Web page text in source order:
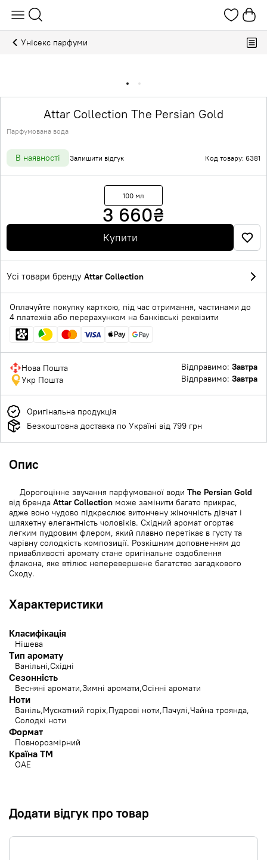
Унісекс парфуми
Attar Collection The Persian Gold
Парфумована вода
В наявності Залишити відгук Код товару: 6381
100 мл
3 660₴
Купити
Усі товари бренду Attar Collection
Оплачуйте покупку карткою, під час отримання, частинами до
4 платежів або перерахунком на банківські реквізити
Нова Пошта Відправимо: Завтра
Укр Пошта
Відправимо: Завтра
Оригінальна продукція
Безкоштовна доставка по Україні від 799 грн
Опис
Дорогоцінне звучання парфумованої води The Persian Gold
від бренда Attar Collection може замінити багато прикрас,
адже воно чудово підкреслює витончену жіночність дівчат і
шляхетну елегантність чоловіків. Східний аромат огортає
легким пудровим флером, який плавно перетікає в густу та
чарівну солодкість композиції. Розкішним доповненням до
привабливості аромату стане оригінальне оздоблення
флакона, яке втілює неперевершене багатство загадкового
Сходу.
Характеристики
Класифікація
Нішева
Тип аромату
Ванільні Східні
Сезонність
Весняні аромати Зимні аромати Осінні аромати
Ноти
Ваніль Мускатний горіх Пудрові ноти Пачулі Чайна троянда
Солодкі ноти
Формат
Повнорозмірний
Країна ТМ
ОАЕ
Додати відгук про товар